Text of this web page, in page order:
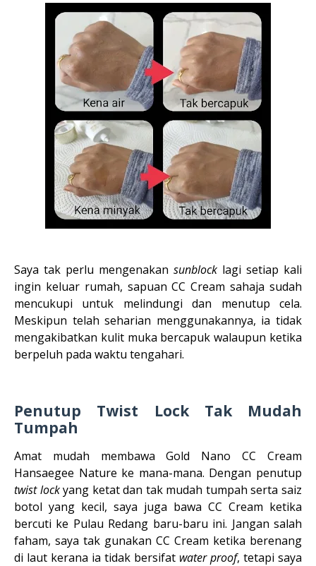
Saya tak perlu mengenakan sunblock lagi setiap kali
ingin keluar rumah, sapuan CC Cream sahaja sudah
mencukupi untuk melindungi dan menutup cela.
Meskipun telah seharian menggunakannya, ia tidak
mengakibatkan kulit muka bercapuk walaupun ketika
berpeluh pada waktu tengahari.
Penutup Twist Lock Tak Mudah
Tumpah
Amat mudah membawa Gold Nano CC Cream
Hansaegee Nature ke mana-mana. Dengan penutup
twist lockyang ketat dan tak mudah tumpah serta saiz
botol yang kecil, saya juga bawa CC Cream ketika
bercuti ke Pulau Redang baru-baru ini. Jangan salah
faham, saya tak gunakan CC Cream ketika berenang
di laut kerana ia tidak bersifat water proof, tetapi saya